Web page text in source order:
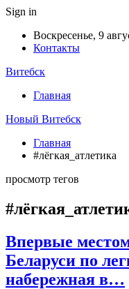
Sign in
Воскресенье, 9
Контакты
Витебск
Главная
Новый Витебск
Главная
#лёгкая_атлетика
просмотр тегов
Впервые
Беларуси по
набережная в…